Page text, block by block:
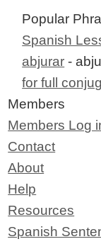
Popular
Spanish
abjurar -
for full
Members
Members Log
Contact
About
Help
Resources
Spanish